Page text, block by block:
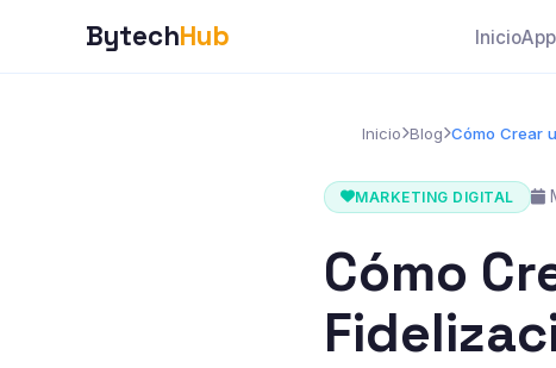
BytechHub Inicio
Inicio Blog Cómo Crear
MARKETING DIGITAL
Cómo